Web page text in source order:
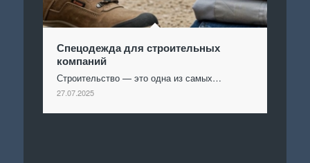
Спецодежда для строительных
компаний
Строительство — это одна из самых…
27.07.2025